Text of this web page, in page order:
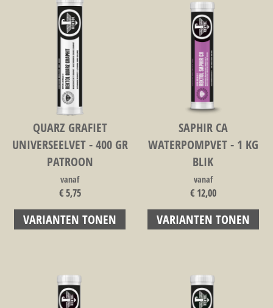
QUARZ GRAFIET
UNIVERSEELVET - 400 GR
PATROON
vanaf
€ 5,75
VARIANTEN TONEN
SAPHIR CA
WATERPOMPVET - 1 KG
BLIK
vanaf
€ 12,00
VARIANTEN TONEN